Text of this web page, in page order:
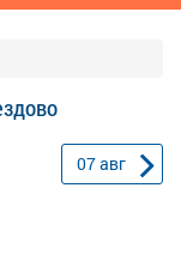
07авг